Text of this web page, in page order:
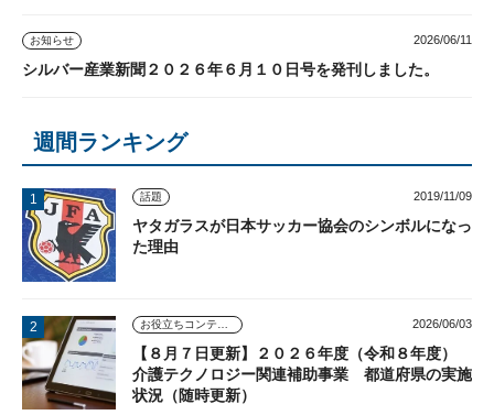
お知らせ 2026/06/11
シルバー産業新聞２０２６年６月１０日号を発刊しました。
週間ランキング
話題 2019/11/09
ヤタガラスが日本サッカー協会のシンボルになっ
た理由
お役立ちコンテンツ 2026/06/03
【８月７日更新】２０２６年度（令和８年度）
介護テクノロジー関連補助事業 都道府県の実施
状況（随時更新）